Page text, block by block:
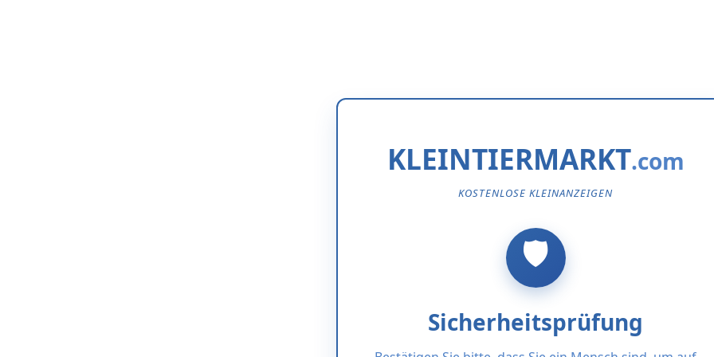
KLEINTIERMARKT
KOSTENLOSE KLEINANZEIGEN
Sicherheitsprüfung